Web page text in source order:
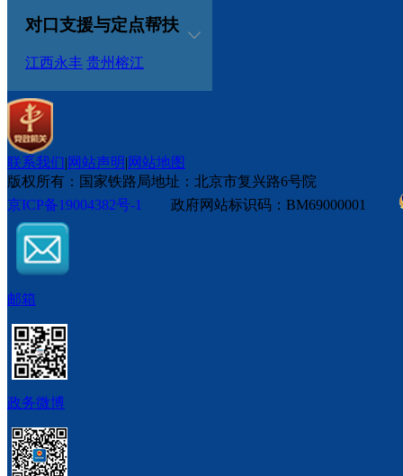
对口支援与定点帮扶
江西永丰 贵州榕江
联系我们|网站声明|网站地图
版权所有：国家铁路局地址：北京市复兴路6号院
京ICP备19004382号-1
政府网站标识码：BM69000001
邮箱
政务微博